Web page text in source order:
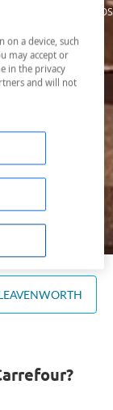
te lo encontramos
on a device, such
may accept or
in the privacy
and will not